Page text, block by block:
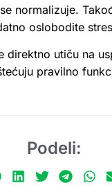
normalizuje.
oslobodite
direktno utiču na
pravilno
Podeli: